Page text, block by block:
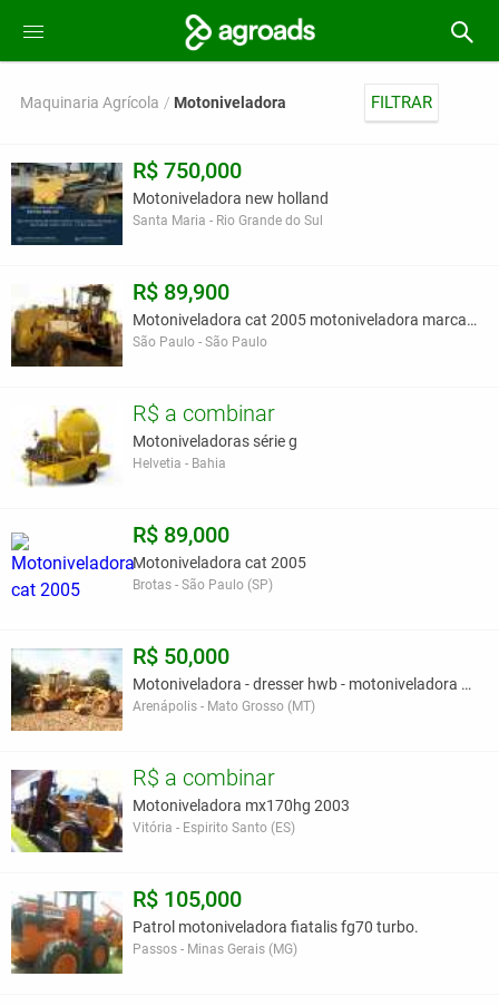
Maquinaria Agrícola Motoniveladora FILTRAR
R$ 750,000
Motoniveladora new holland
Santa Maria - Rio Grande do Sul
R$ 89,900
Motoniveladora cat 2005 motoniveladora marca ca
São Paulo - São Paulo
R$ a combinar
Motoniveladoras série g
Helvetia - Bahia
R$ 89,000
Motoniveladora cat 2005
Brotas - São Paulo (SP)
R$ 50,000
Motoniveladora - dresser hwb - motoniveladora 140
Arenápolis - Mato Grosso (MT)
R$ a combinar
Motoniveladora mx170hg 2003
Vitória - Espirito Santo (ES)
R$ 105,000
Patrol motoniveladora fiatalis fg70 turbo.
Passos - Minas Gerais (MG)